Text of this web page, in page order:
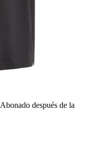
Abonado después de la